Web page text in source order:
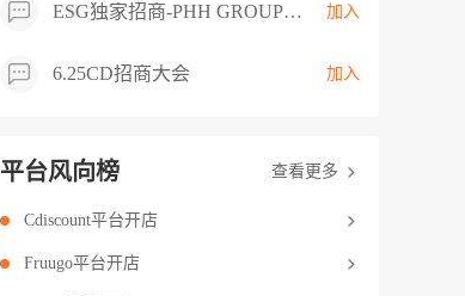
ESG独家招商-PHH GROUP卖家交流群 加入
6.25CD招商大会 加入
平台风向榜 查看更多
Cdiscount平台开店
Fruugo平台开店